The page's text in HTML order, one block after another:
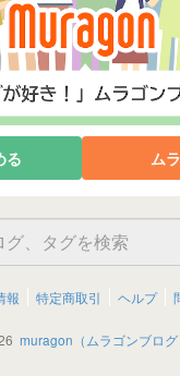
る ム
報 特定商取引 ヘルプ
muragon（ムラゴンブログ